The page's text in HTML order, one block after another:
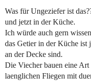
Was für Ungeziefer ist
und jetzt in der Küche.
Ich würde auch gern
das Getier in der Küche ist
an der Decke sind.
Die Viecher bauen eine
laenglichen Fliegen mit